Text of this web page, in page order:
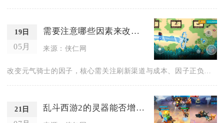
19日
05月
需要注意哪些因素来改变元气骑士的因子
来源：侠仁网
改变元气骑士的因子，核心需关注刷新渠道与成本、因子正负平衡、...
21日 乱斗西游2的灵器能否增加暴击率